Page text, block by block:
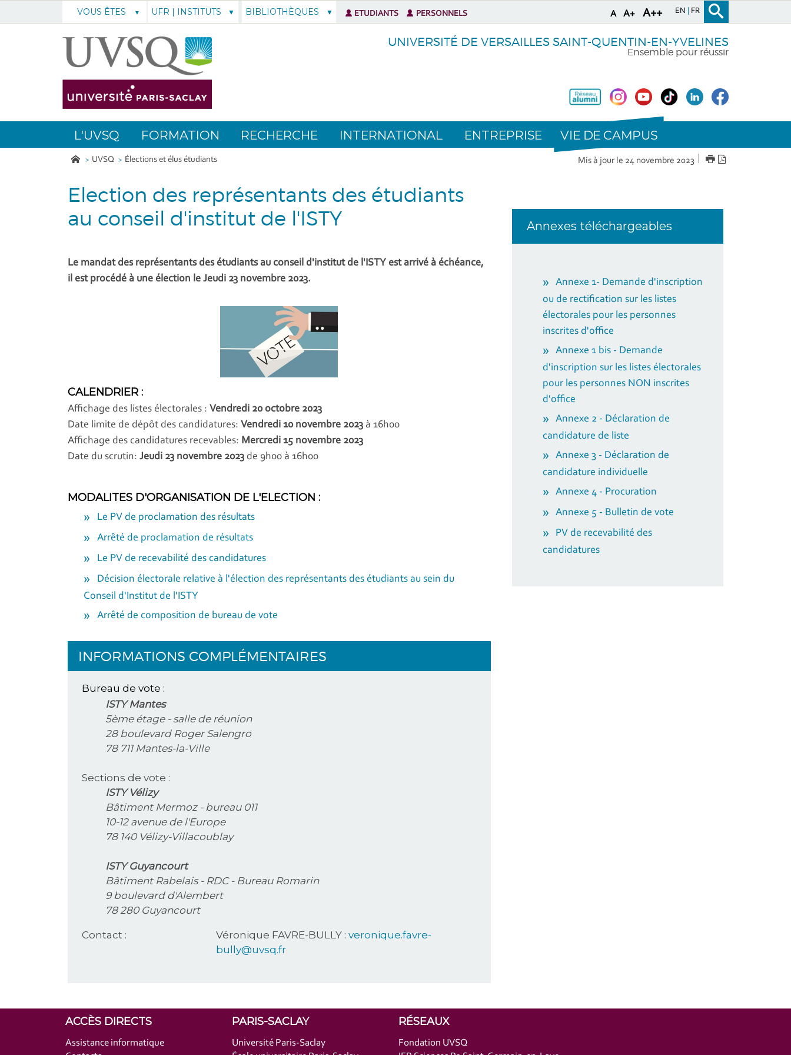
A A+ A++ EN FR
VOUS ÊTES
UNIVERSITÉ DE VERSAILLES SAINT-QUENTIN-EN-YVELINES
Ensemble pour réussir
L'UVSQ FORMATION RECHERCHE INTERNATIONAL ENTREPRISE VIE DE CAMPUS
UVSQ Élections et élus étudiants Mis à jour le 24 novembre 2023 IMPRIMER
Election des représentants des étudiants
au conseil d'institut de l'ISTY
Le mandat des représentants des étudiants au conseil d'institut de l'ISTY est arrivé à échéance,
il est procédé à une élection le Jeudi 23 novembre 2023.
CALENDRIER :
Affichage des listes électorales : Vendredi 20 octobre 2023
Date limite de dépôt des candidatures: Vendredi 10 novembre 2023 à 16h00
Affichage des candidatures recevables: Mercredi 15 novembre 2023
Date du scrutin: Jeudi 23 novembre 2023 de 9h00 à 16h00
MODALITES D'ORGANISATION DE L'ELECTION :
Le PV de proclamation des résultats
Arrêté de proclamation de résultats
Le PV de recevabilité des candidatures
Décision électorale relative à l'élection des représentants des étudiants au sein du
Conseil d'Institut de l'ISTY
Arrêté de composition de bureau de vote
INFORMATIONS COMPLÉMENTAIRES
Bureau de vote :
ISTY Mantes
5ème étage - salle de réunion
28 boulevard Roger Salengro
78 711 Mantes-la-Ville
Sections de vote :
ISTY Vélizy
Bâtiment Mermoz - bureau 011
10-12 avenue de l'Europe
78 140 Vélizy-Villacoublay
ISTY Guyancourt
Bâtiment Rabelais - RDC - Bureau Romarin
9 boulevard d'Alembert
78 280 Guyancourt
Contact : Véronique FAVRE-BULLY : veronique.favre-
bully@uvsq.fr
Annexes téléchargeables
Annexe 1- Demande d'inscription
ou de rectification sur les listes
électorales pour les personnes
inscrites d'office
Annexe 1 bis - Demande
d'inscription sur les listes électorales
pour les personnes NON inscrites
d'office
Annexe 2 - Déclaration de
candidature de liste
Annexe 3 - Déclaration de
candidature individuelle
Annexe 4 - Procuration
Annexe 5 - Bulletin de vote
PV de recevabilité des
candidatures
UFR | INSTITUTS BIBLIOTHÈQUES ETUDIANTS PERSONNELS
ACCÈS DIRECTS
Assistance informatique
PARIS-SACLAY
Université Paris-Saclay
RÉSEAUX
Fondation UVSQ